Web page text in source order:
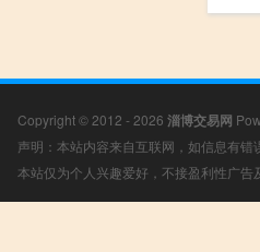
Copyright © 2012 - 2026 淄博交易网
声明：本站内容来自互联网，如信息有
本站仅为个人兴趣爱好，不接盈利性广告